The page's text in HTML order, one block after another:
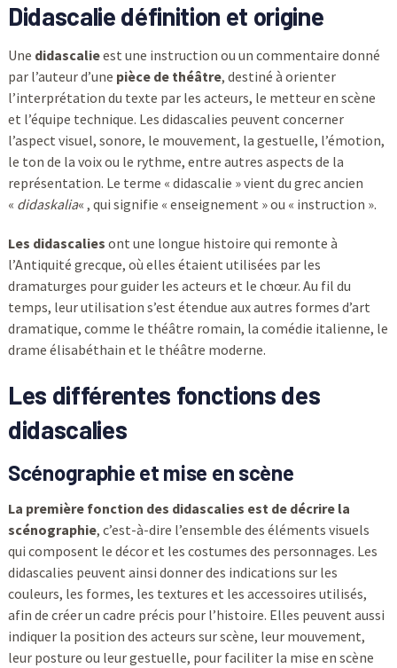
Didascalie définition et origine
Une didascalieest une instruction ou un commentaire donné
par l’auteur d’une pièce de théâtre, destiné à orienter
l’interprétation du texte par les acteurs, le metteur en scène
et l’équipe technique. Les didascalies peuvent concerner
l’aspect visuel, sonore, le mouvement, la gestuelle, l’émotion,
le ton de la voix ou le rythme, entre autres aspects de la
représentation. Le terme « didascalie » vient du grec ancien
« didaskalia« , qui signifie « enseignement » ou « instruction ».
Les didascalies ont une longue histoire qui remonte à
l’Antiquité grecque, où elles étaient utilisées par les
dramaturges pour guider les acteurs et le chœur. Au fil du
temps, leur utilisation s’est étendue aux autres formes d’art
dramatique, comme le théâtre romain, la comédie italienne, le
drame élisabéthain et le théâtre moderne.
Les différentes fonctions des
didascalies
Scénographie et mise en scène
La première fonction des didascalies est de décrire la
scénographie, c’est-à-dire l’ensemble des éléments visuels
qui composent le décor et les costumes des personnages. Les
didascalies peuvent ainsi donner des indications sur les
couleurs, les formes, les textures et les accessoires utilisés,
afin de créer un cadre précis pour l’histoire. Elles peuvent aussi
indiquer la position des acteurs sur scène, leur mouvement,
leur posture ou leur gestuelle, pour faciliter la mise en scène